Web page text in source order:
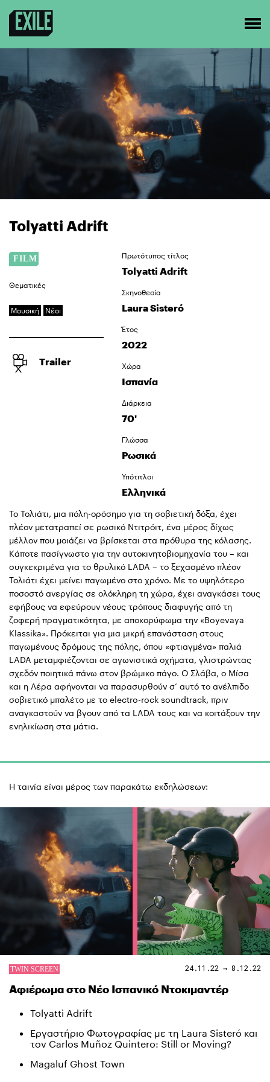
Tolyatti Adrift
Θεματικές
Μουσική Νέοι
Trailer
Πρωτότυπος τίτλος
Tolyatti Adrift
Σκηνοθεσία
Laura Sisteró
Έτος
2022
Χώρα
Ισπανία
Διάρκεια
70'
Γλώσσα
Ρωσικά
Υπότιτλοι
Ελληνικά
Το Τολιάτι, μια πόλη-ορόσημο για τη σοβιετική δόξα, έχει
πλέον μετατραπεί σε ρωσικό Ντιτρόιτ, ένα μέρος δίχως
μέλλον που μοιάζει να βρίσκεται στα πρόθυρα της κόλασης.
Κάποτε πασίγνωστο για την αυτοκινητοβιομηχανία του – και
συγκεκριμένα για το θρυλικό LADA – το ξεχασμένο πλέον
Τολιάτι έχει μείνει παγωμένο στο χρόνο. Με το υψηλότερο
ποσοστό ανεργίας σε ολόκληρη τη χώρα, έχει αναγκάσει τους
εφήβους να εφεύρουν νέους τρόπους διαφυγής από τη
ζοφερή πραγματικότητα, με αποκορύφωμα την «Boyevaya
Klassika». Πρόκειται για μια μικρή επανάσταση στους
παγωμένους δρόμους της πόλης, όπου «φτιαγμένα» παλιά
LADA μεταμφιέζονται σε αγωνιστικά οχήματα, γλιστρώντας
σχεδόν ποιητικά πάνω στον βρώμικο πάγο. Ο Σλάβα, ο Μίσα
και η Λέρα αφήνονται να παρασυρθούν σ’ αυτό το ανέλπιδο
σοβιετικό μπαλέτο με το electro-rock soundtrack, πριν
αναγκαστούν να βγουν από τα LADA τους και να κοιτάξουν την
ενηλικίωση στα μάτια.
Η ταινία είναι μέρος των παρακάτω εκδηλώσεων:
24.11.22 → 8.12.22
Αφιέρωμα στο Νέο Ισπανικό Ντοκιμαντέρ
Tolyatti Adrift
Εργαστήριο Φωτογραφίας με τη Laura Sisteró και
τον Carlos Muñoz Quintero: Still or Moving?
Magaluf Ghost Town